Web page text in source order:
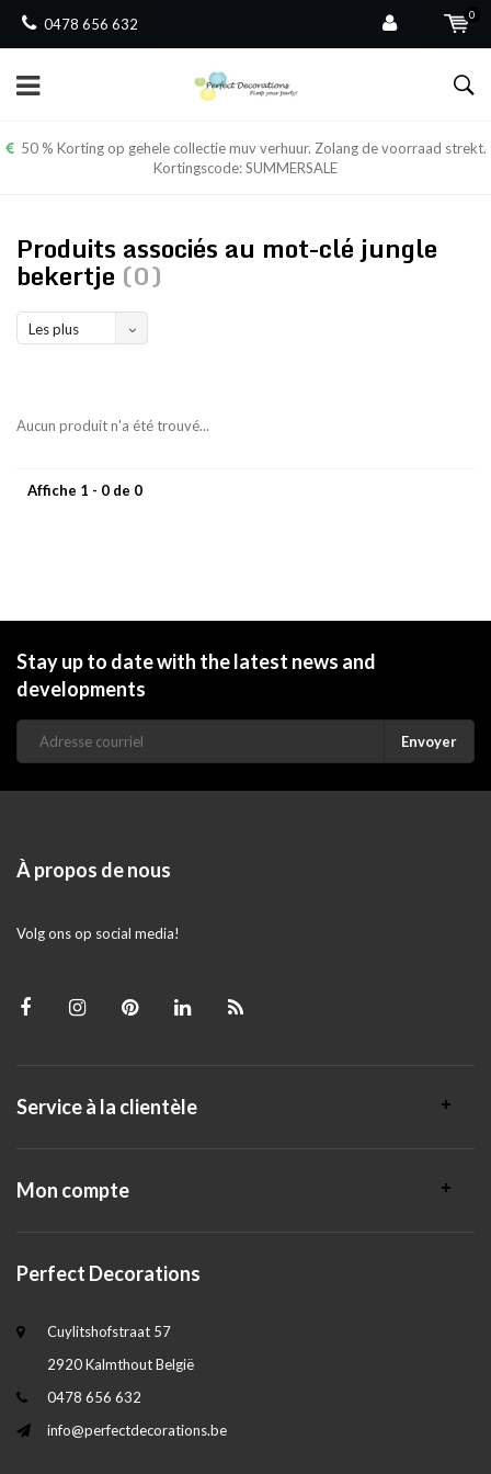
0478 656 632
0
50 % Korting op gehele collectie muv verhuur. Zolang de voorraad strekt.
Kortingscode: SUMMERSALE
Produits associés au mot-clé jungle
bekertje (0)
Les plus
Aucun produit n'a été trouvé...
Affiche 1 - 0 de 0
Stay up to date with the latest news and
developments
Envoyer
À propos de nous
Volg ons op social media!
Service à la clientèle
Mon compte
Perfect Decorations
Cuylitshofstraat 57
2920 Kalmthout België
0478 656 632
info@perfectdecorations.be